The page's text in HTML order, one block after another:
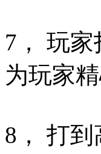
7， 玩
为玩家
8， 打